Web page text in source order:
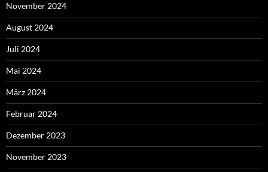
November 2024
August 2024
Juli 2024
Mai 2024
März 2024
Februar 2024
Dezember 2023
November 2023